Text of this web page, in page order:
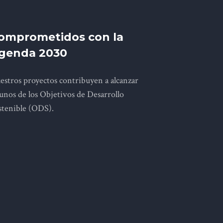
con la
2030
proyectos contribuyen a alcanzar
de los Objetivos de Desarrollo
(ODS).